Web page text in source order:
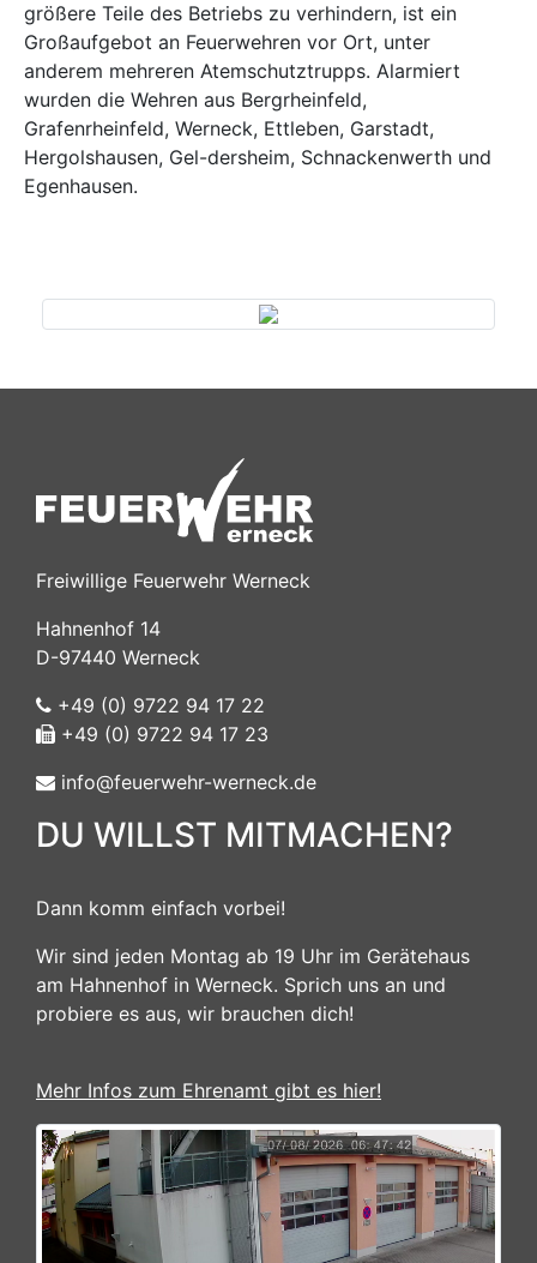
größere Teile des Betriebs zu verhindern, ist ein
Großaufgebot an Feuerwehren vor Ort, unter
anderem mehreren Atemschutztrupps. Alarmiert
wurden die Wehren aus Bergrheinfeld,
Grafenrheinfeld, Werneck, Ettleben, Garstadt,
Hergolshausen, Gel-dersheim, Schnackenwerth und
Egenhausen.
Previous Next
Freiwillige Feuerwehr Werneck
Hahnenhof 14
D-97440 Werneck
+49 (0) 9722 94 17 22
+49 (0) 9722 94 17 23
info@feuerwehr-werneck.de
DU WILLST MITMACHEN?
Dann komm einfach vorbei!
Wir sind jeden Montag ab 19 Uhr im Gerätehaus
am Hahnenhof in Werneck. Sprich uns an und
probiere es aus, wir brauchen dich!
Mehr Infos zum Ehrenamt gibt es hier!